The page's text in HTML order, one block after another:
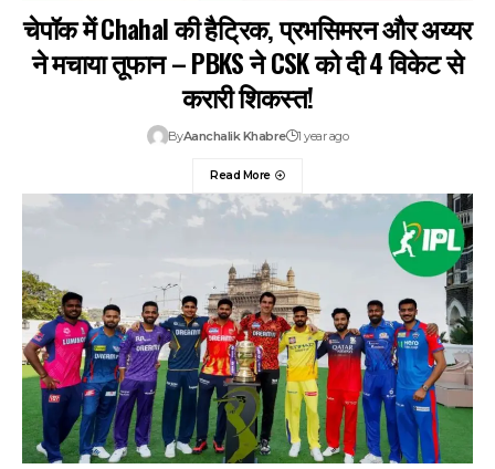
चेपॉक में Chahal की हैट्रिक, प्रभसिमरन और अय्यर
ने मचाया तूफान – PBKS ने CSK को दी 4 विकेट से
करारी शिकस्त!
ByAanchalik Khabre 1 year ago
Read More